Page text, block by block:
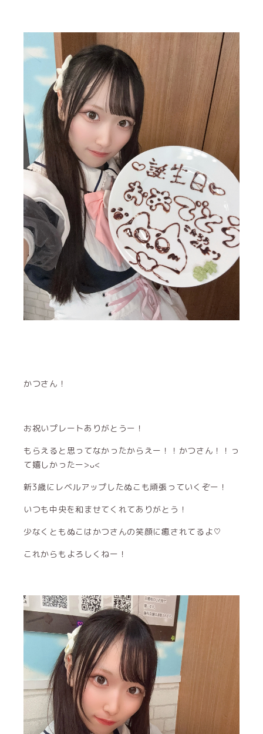
かつさん！
お祝いプレートありがとうー！
もらえると思ってなかったからえー！！かつさん！！っ
て嬉しかったー>ᴗ<
新3歳にレベルアップしたぬこも頑張っていくぞー！
いつも中央を和ませてくれてありがとう！
少なくともぬこはかつさんの笑顔に癒されてるよ♡
これからもよろしくねー！